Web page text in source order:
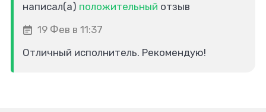
написал(а) положительный отзыв
19 Фев в 11:37
Отличный исполнитель. Рекомендую!